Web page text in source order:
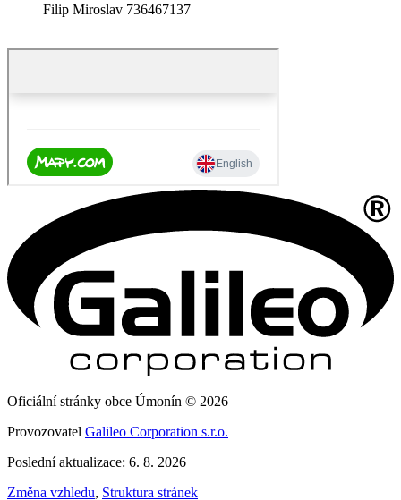
Filip Miroslav 736467137
Oficiální stránky obce Úmonín © 2026
Provozovatel Galileo Corporation s.r.o.
Poslední aktualizace: 6. 8. 2026
Změna vzhledu, Struktura stránek